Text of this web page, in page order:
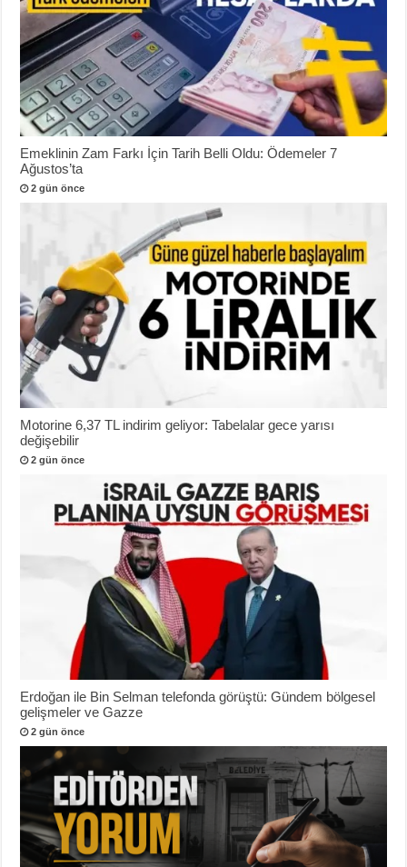
Emeklinin Zam Farkı İçin Tarih Belli Oldu: Ödemeler 7
Ağustos’ta
2 gün önce
Motorine 6,37 TL indirim geliyor: Tabelalar gece yarısı
değişebilir
2 gün önce
Erdoğan ile Bin Selman telefonda görüştü: Gündem bölgesel
gelişmeler ve Gazze
2 gün önce